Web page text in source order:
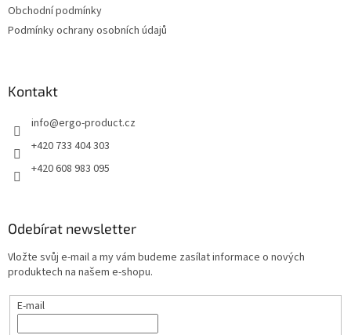
Obchodní podmínky
Podmínky ochrany osobních údajů
Kontakt
info@ergo-product.cz
+420 733 404 303
+420 608 983 095
Odebírat newsletter
Vložte svůj e-mail a my vám budeme zasílat informace o nových
produktech na našem e-shopu.
E-mail